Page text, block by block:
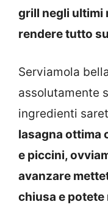
grill negli ultimi
rendere tutto
Serviamola
assolutamente
ingredienti
lasagna ottima
e piccini,
avanzare
chiusa e potete